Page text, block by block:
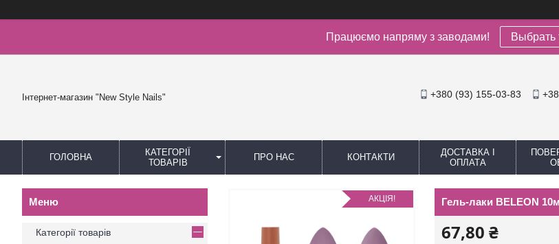
Працюємо напряму з заводами! Выбрать
Інтернет-магазин "New Style Nails" +380 (93) 155-03-83
ГОЛОВНА
КАТЕГОРІЇ
ТОВАРІВ
ПРО НАС КОНТАКТИ
ДОСТАВКА І
ОПЛАТА
АКЦІЯ! Гель-лаки BELEON
67,80 ₴
Категорії товарів